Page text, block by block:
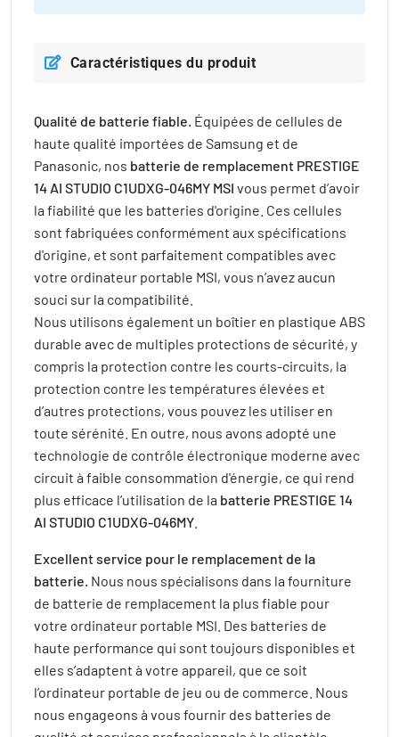
Caractéristiques du produit
Qualité de batterie fiable. Équipées de cellules de
haute qualité importées de Samsung et de
Panasonic, nos batterie de remplacement PRESTIGE
14 AI STUDIO C1UDXG-046MY MSI vous permet d’avoir
la fiabilité que les batteries d'origine. Ces cellules
sont fabriquées conformément aux spécifications
d'origine, et sont parfaitement compatibles avec
votre ordinateur portable MSI, vous n’avez aucun
souci sur la compatibilité.
Nous utilisons également un boîtier en plastique ABS
durable avec de multiples protections de sécurité, y
compris la protection contre les courts-circuits, la
protection contre les températures élevées et
d’autres protections, vous pouvez les utiliser en
toute sérénité. En outre, nous avons adopté une
technologie de contrôle électronique moderne avec
circuit à faible consommation d'énergie, ce qui rend
plus efficace l’utilisation de la batterie PRESTIGE 14
AI STUDIO C1UDXG-046MY
Excellent service pour le remplacement de la
batterie. Nous nous spécialisons dans la fourniture
de batterie de remplacement la plus fiable pour
votre ordinateur portable MSI. Des batteries de
haute performance qui sont toujours disponibles et
elles s’adaptent à votre appareil, que ce soit
l’ordinateur portable de jeu ou de commerce. Nous
nous engageons à vous fournir des batteries de